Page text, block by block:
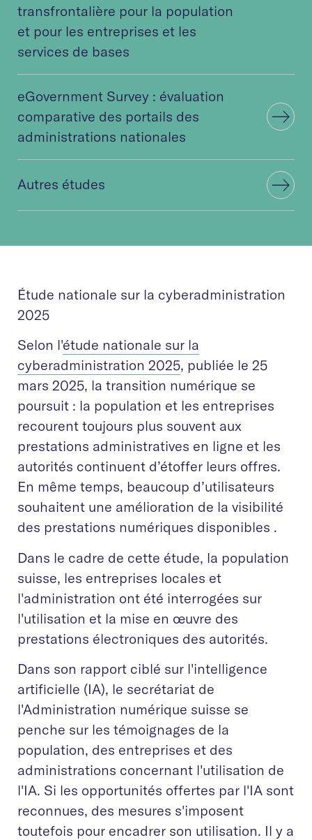
transfrontalière pour la population
et pour les entreprises et les
services de bases
eGovernment Survey : évaluation
comparative des portails des
administrations nationales
Autres études
Étude nationale sur la cyberadministration
2025
Selon l'étude nationale sur la
cyberadministration 2025, publiée le 25
mars 2025, la transition numérique se
poursuit : la population et les entreprises
recourent toujours plus souvent aux
prestations administratives en ligne et les
autorités continuent d’étoffer leurs offres.
En même temps, beaucoup d’utilisateurs
souhaitent une amélioration de la visibilité
des prestations numériques disponibles .
Dans le cadre de cette étude, la population
suisse, les entreprises locales et
l'administration ont été interrogées sur
l'utilisation et la mise en œuvre des
prestations électroniques des autorités.
Dans son rapport ciblé sur l'intelligence
artificielle (IA), le secrétariat de
l'Administration numérique suisse se
penche sur les témoignages de la
population, des entreprises et des
administrations concernant l'utilisation de
l'IA. Si les opportunités offertes par l'IA sont
reconnues, des mesures s'imposent
toutefois pour encadrer son utilisation. Il y a